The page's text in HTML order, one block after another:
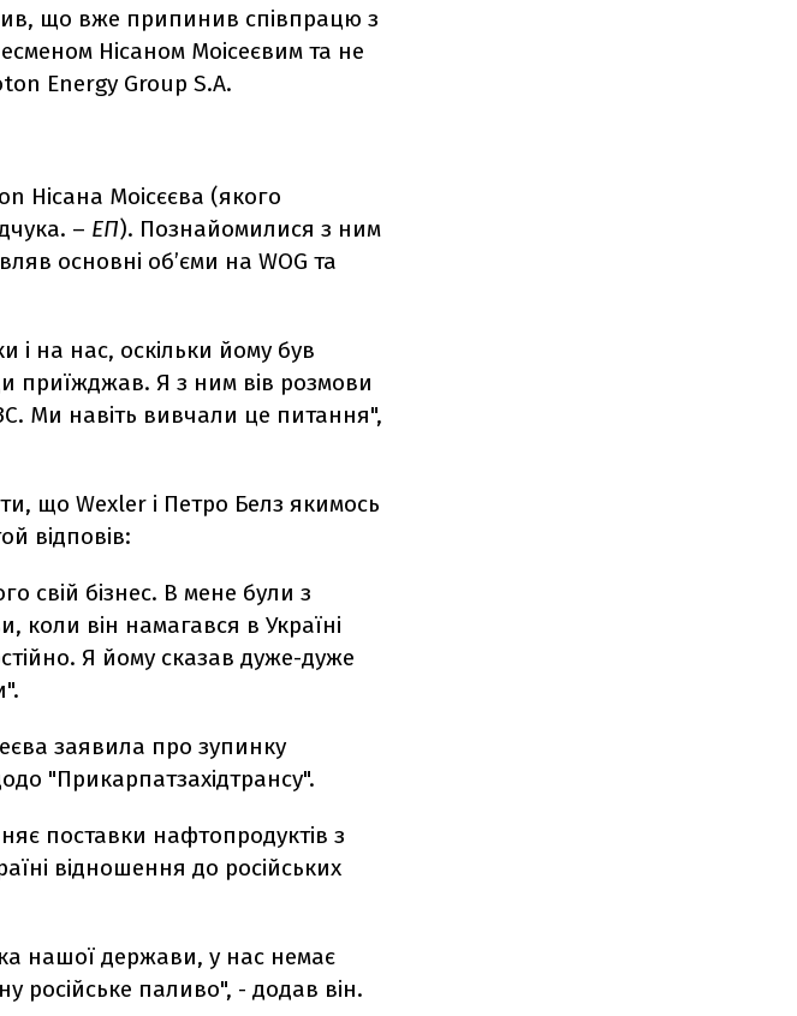
що вже припинив співпрацю з
Нісаном Моісеєвим та не
Energy Group S.A.
Нісана Моісєєва (якого
– ЕП). Познайомилися з ним
основні об’єми на WOG та
і на нас, оскільки йому був
приїжджав. Я з ним вів розмови
Ми навіть вивчали це питання",
що Wexler і Петро Белз якимось
відповів:
свій бізнес. В мене були з
коли він намагався в Україні
Я йому сказав дуже-дуже
заявила про зупинку
"Прикарпатзахідтрансу".
поставки нафтопродуктів з
відношення до російських
нашої держави, у нас немає
російське паливо", - додав він.